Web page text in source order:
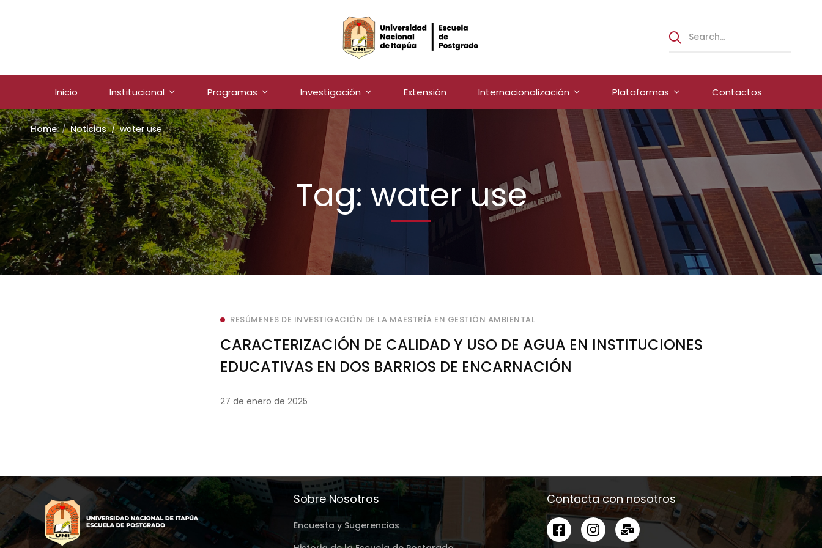
Inicio Institucional Programas Investigación Extensión Internacionalización Plataformas Contactos
Home Noticias water use
Tag: water use
RESÚMENES DE INVESTIGACIÓN DE LA MAESTRÍA EN GESTIÓN AMBIENTAL
CARACTERIZACIÓN DE CALIDAD Y USO DE AGUA EN INSTITUCIONES
EDUCATIVAS EN DOS BARRIOS DE ENCARNACIÓN
27 de enero de 2025
Sobre Nosotros
Encuesta y Sugerencias
Contacta con nosotros